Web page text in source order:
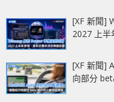
[XF 新聞]
2027 上
[XF 新聞]
向部分